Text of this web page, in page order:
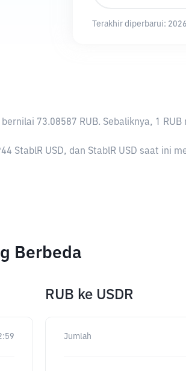
Terakhir diperbarui:
73.08587 RUB. Sebaliknya, 1
StablR USD, dan StablR USD saat ini
Berbeda
RUB ke USDR
Jumlah